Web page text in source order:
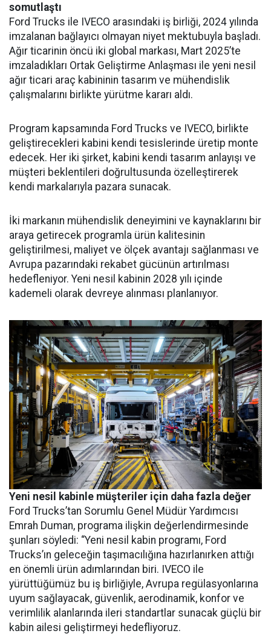
somutlaştı
Ford Trucks ile IVECO arasındaki iş birliği, 2024 yılında
imzalanan bağlayıcı olmayan niyet mektubuyla başladı.
Ağır ticarinin öncü iki global markası, Mart 2025’te
imzaladıkları Ortak Geliştirme Anlaşması ile yeni nesil
ağır ticari araç kabininin tasarım ve mühendislik
çalışmalarını birlikte yürütme kararı aldı.
Program kapsamında Ford Trucks ve IVECO, birlikte
geliştirecekleri kabini kendi tesislerinde üretip monte
edecek. Her iki şirket, kabini kendi tasarım anlayışı ve
müşteri beklentileri doğrultusunda özelleştirerek
kendi markalarıyla pazara sunacak.
İki markanın mühendislik deneyimini ve kaynaklarını bir
araya getirecek programla ürün kalitesinin
geliştirilmesi, maliyet ve ölçek avantajı sağlanması ve
Avrupa pazarındaki rekabet gücünün artırılması
hedefleniyor. Yeni nesil kabinin 2028 yılı içinde
kademeli olarak devreye alınması planlanıyor.
Yeni nesil kabinle müşteriler için daha fazla değer
Ford Trucks’tan Sorumlu Genel Müdür Yardımcısı
Emrah Duman, programa ilişkin değerlendirmesinde
şunları söyledi: “Yeni nesil kabin programı, Ford
Trucks’ın geleceğin taşımacılığına hazırlanırken attığı
en önemli ürün adımlarından biri. IVECO ile
yürüttüğümüz bu iş birliğiyle, Avrupa regülasyonlarına
uyum sağlayacak, güvenlik, aerodinamik, konfor ve
verimlilik alanlarında ileri standartlar sunacak güçlü bir
kabin ailesi geliştirmeyi hedefliyoruz.